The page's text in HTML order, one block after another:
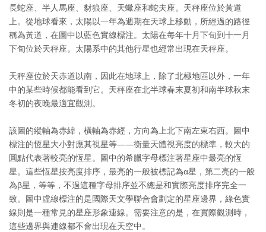
長蛇座、半人馬座、豺狼座、天蠍座和蛇夫座。天秤座位於黃道
上。從地球看來，太陽以一年為週期在天球上移動，所經過的路徑
稱為黃道，在圖中以藍色實線標注。太陽在每年十月下旬到十一月
下旬位於天秤座。太陽系中的其他行星也經常出現在天秤座。
天秤座位於天赤道以南，因此在地球上，除了北極地區以外，一年
中的某些時候都能看到它。天秤座在北半球春末夏初和南半球秋末
冬初的夜晚最適宜觀測。
該圖的縱軸為赤緯，橫軸為赤經，方向為上北下南左東右西。圖中
標注的恆星大小對應其視星等——衡量天體視亮度的標準，較大的
圓點代表著較亮的恆星。圖中的希臘字母標注著星座中最亮的恆
星。這些恆星按亮度排序，最亮的一般被標記為α星，第二亮的一般
為β星，等等，不過這種字母排序並不總是和實際亮度排序完全一
致。圖中虛線標注的是國際天文學聯合會劃定的星座邊界，綠色實
線則是一種常見的星座形象連線。需要注意的是，在實際觀測時，
這些邊界與連線都不會出現在天空中。